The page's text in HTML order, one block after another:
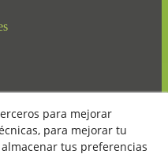
para mejorar
para mejorar tu
tus preferencias